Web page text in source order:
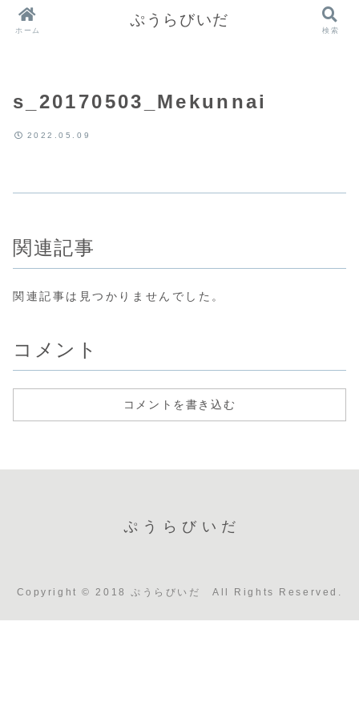
s_20170503_Mekunnai
2022.05.09
関連記事
関連記事は見つかりませんでした。
コメント
コメントを書き込む
ぷうらびいだ
Copyright © 2018 ぷうらびいだ All Rights Reserved.
ホーム
ぷうらびいだ
検索